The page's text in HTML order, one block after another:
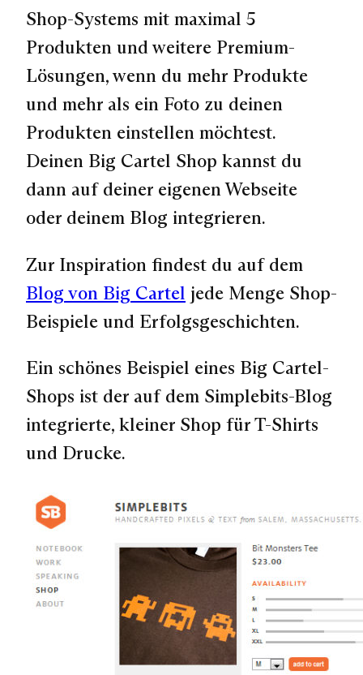
Shop-Systems mit maximal 5
Produkten und weitere Premium-
Lösungen, wenn du mehr Produkte
und mehr als ein Foto zu deinen
Produkten einstellen möchtest.
Deinen Big Cartel Shop kannst du
dann auf deiner eigenen Webseite
oder deinem Blog integrieren.
Zur Inspiration findest du auf dem
Blog von Big Cartel jede Menge Shop-
Beispiele und Erfolgsgeschichten.
Ein schönes Beispiel eines Big Cartel-
Shops ist der auf dem Simplebits-Blog
integrierte, kleiner Shop für T-Shirts
und Drucke.